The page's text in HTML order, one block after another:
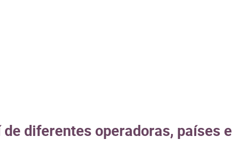
diferentes operadoras, países e